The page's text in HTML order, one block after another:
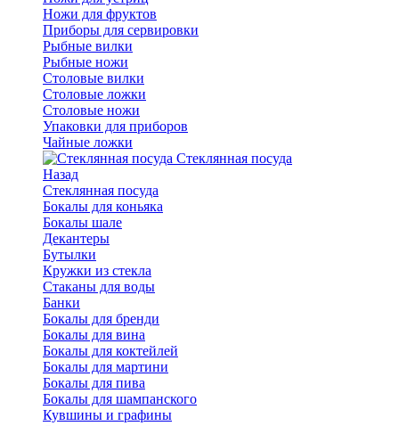
Ножи для фруктов
Приборы для сервировки
Рыбные вилки
Рыбные ножи
Столовые вилки
Столовые ложки
Столовые ножи
Упаковки для приборов
Чайные ложки
Стеклянная посуда
Назад
Стеклянная посуда
Бокалы для коньяка
Бокалы шале
Декантеры
Бутылки
Кружки из стекла
Стаканы для воды
Банки
Бокалы для бренди
Бокалы для вина
Бокалы для коктейлей
Бокалы для мартини
Бокалы для пива
Бокалы для шампанского
Кувшины и графины